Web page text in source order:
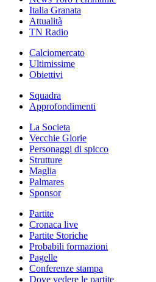
Italia Granata
Attualità
TN Radio
Calciomercato
Ultimissime
Obiettivi
Squadra
Approfondimenti
La Societa
Vecchie Glorie
Personaggi di spicco
Strutture
Maglia
Palmares
Sponsor
Partite
Cronaca live
Partite Storiche
Probabili formazioni
Pagelle
Conferenze stampa
Dove vedere le partite